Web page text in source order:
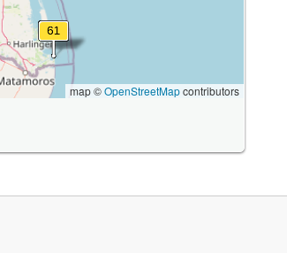
map ©OpenStreetMapcontributors